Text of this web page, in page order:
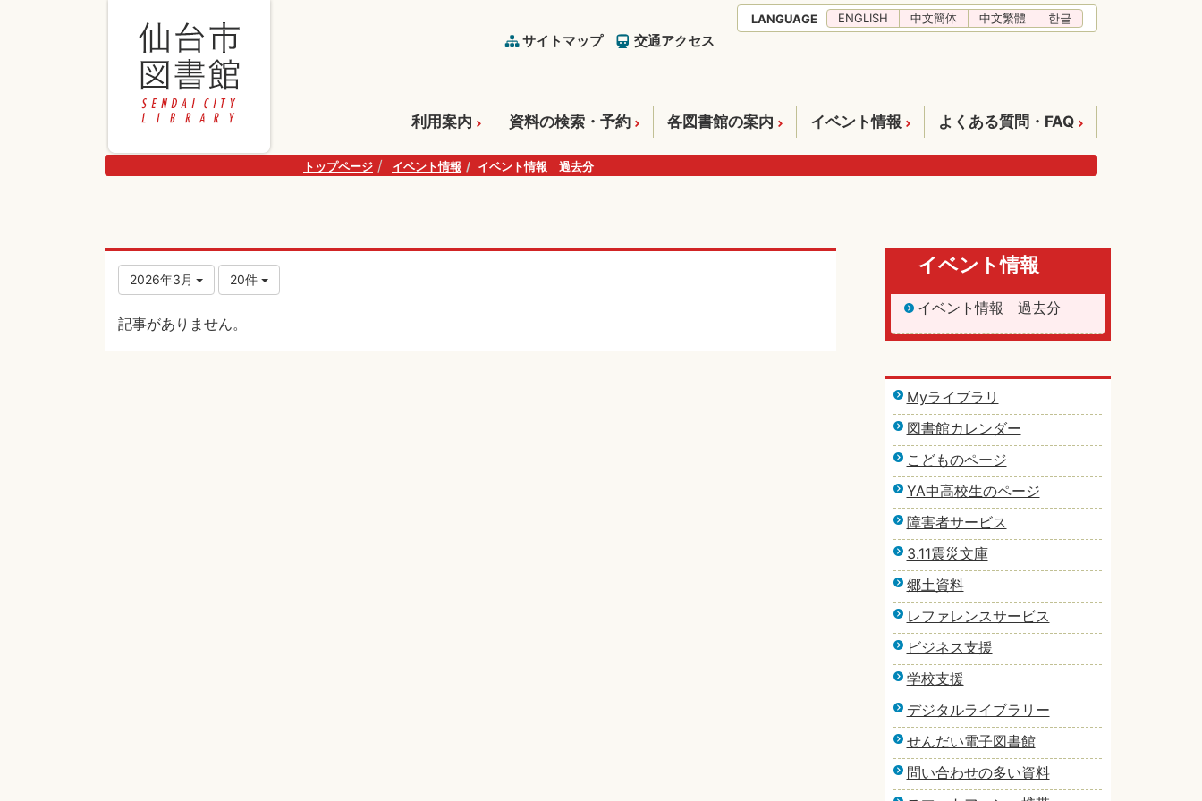
サイトマップ 交通アクセス
LANGUAGE ENGLISH 中文簡体 中文繁體 한글
利用案内 資料の検索・予約 各図書館の案内 イベント情報 よくある質問・FAQ
トップページ イベント情報 イベント情報 過去分
2026年3月 20件
記事がありません。
イベント情報
イベント情報 過去分
Myライブラリ
図書館カレンダー
こどものページ
YA中高校生のページ
障害者サービス
3.11震災文庫
郷土資料
レファレンスサービス
ビジネス支援
学校支援
デジタルライブラリー
せんだい電子図書館
問い合わせの多い資料